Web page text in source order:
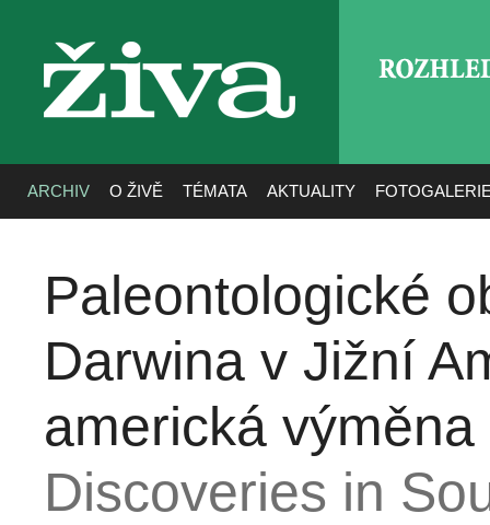
živa
ARCHIV O ŽIVĚ TÉMATA AKTUALITY
Paleontologické
Darwina v Jižní
americká
Discoveries in